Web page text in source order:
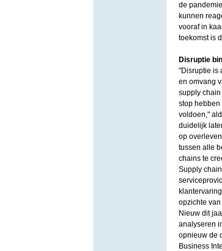
de
kunnen
vooraf in
toekomst is
Disruptie
"Disruptie is
en omvang
supply
stop hebben
voldoen,"
duidelijk
op
tussen alle
chains te
Supply
opzichte
Nieuw dit
analyseren
opnieuw de
Business